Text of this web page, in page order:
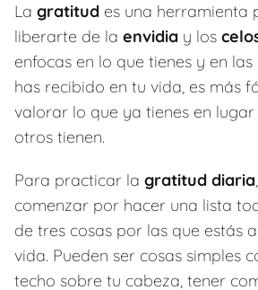
La gratitud es una herramienta
liberarte de la envidia y los
enfocas en lo que tienes y en
has recibido en tu vida, es más
valorar lo que ya tienes en
otros tienen.
Para practicar la gratitud diaria
comenzar por hacer una lista
de tres cosas por las que estás
vida. Pueden ser cosas simples
techo sobre tu cabeza, tener